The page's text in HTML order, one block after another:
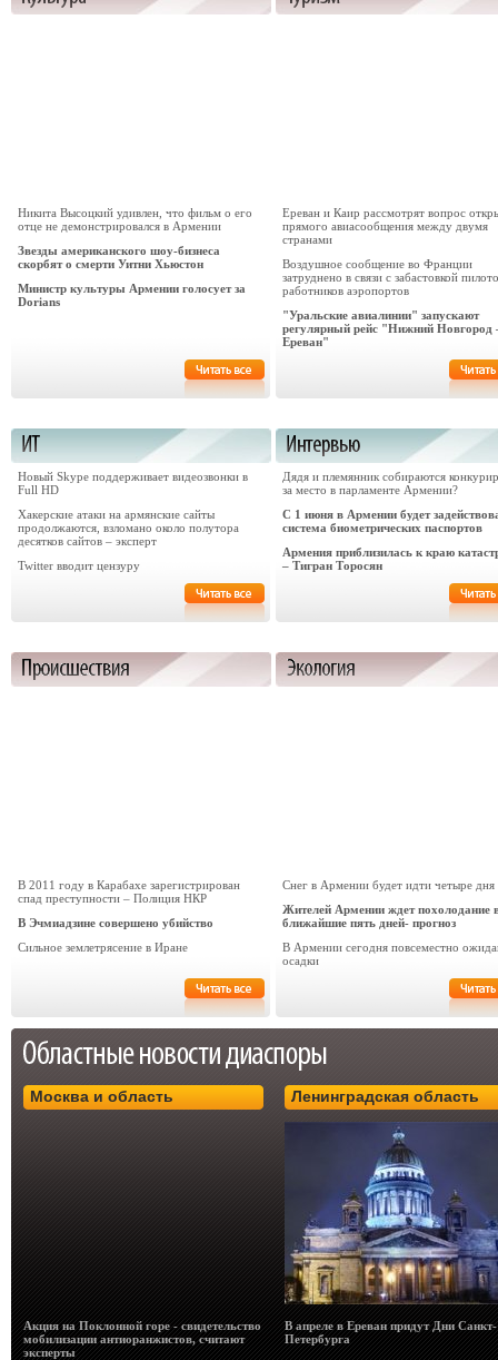
Никита Высоцкий удивлен, что фильм о его
отце не демонстрировался в Армении
Звезды американского шоу-бизнеса
скорбят о смерти Уитни Хьюстон
Министр культуры Армении голосует за
Dorians
Ереван и Каир рассмотрят вопрос
прямого авиасообщения между двумя
странами
Воздушное сообщение во Франции
затруднено в связи с забастовкой
работников аэропортов
"Уральские авиалинии" запускают
регулярный рейс "Нижний Новгород
Ереван"
Новый Skype поддерживает видеозвонки в
Full HD
Хакерские атаки на армянские сайты
продолжаются, взломано около полутора
десятков сайтов – эксперт
Twitter вводит цензуру
Дядя и племянник собираются
за место в парламенте Армении?
С 1 июня в Армении будет
система биометрических паспортов
Армения приблизилась к краю
– Тигран Торосян
В 2011 году в Карабахе зарегистрирован
спад преступности – Полиция НКР
В Эчмиадзине совершено убийство
Сильное землетрясение в Иране
Снег в Армении будет идти четыре дня
Жителей Армении ждет похолодание
ближайшие пять дней- прогноз
В Армении сегодня повсеместно
осадки
Москва и область
Акция на Поклонной горе - свидетельство
мобилизации антиоранжистов, считают
эксперты
Ленинградская область
В апреле в Ереван придут Дни Санкт-
Петербурга